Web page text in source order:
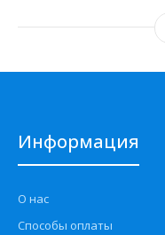
Информация
О нас
Способы оплаты